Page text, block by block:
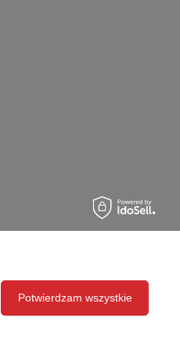
Potwierdzam wszystkie